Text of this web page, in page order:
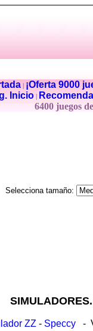
|
¡Oferta 9000
Inicio
6400 juegos
Selecciona tamaño:
ZZ - Speccy -